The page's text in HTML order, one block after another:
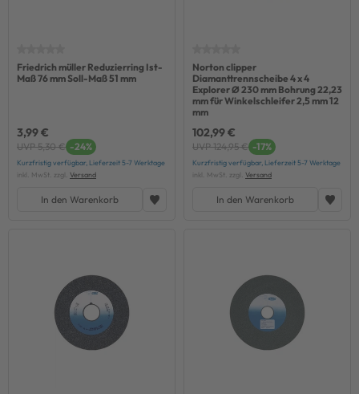
Friedrich müller Reduzierring Ist-
Maß 76 mm Soll-Maß 51 mm
3,99 €
UVP 5,30 € -24%
Kurzfristig verfügbar, Lieferzeit 5-7 Werktage
inkl. MwSt. zzgl. Versand
In den Warenkorb
Norton clipper
Diamanttrennscheibe 4 x 4
Explorer Ø 230 mm Bohrung 22,23
mm für Winkelschleifer 2,5 mm 12
mm
102,99 €
UVP 124,95 € -17%
Kurzfristig verfügbar, Lieferzeit 5-7 Werktage
inkl. MwSt. zzgl. Versand
In den Warenkorb